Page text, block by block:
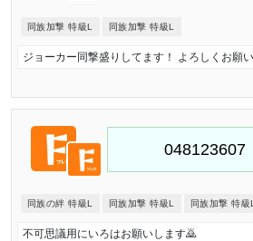
同族加撃 特級L 同族加撃 特級L
ジョーカー同撃盛りしてます！ よろしくお願
同族の絆 特級L 同族加撃 特級L 同族加撃 特級L
不可思議用にいろはお願いします🙇